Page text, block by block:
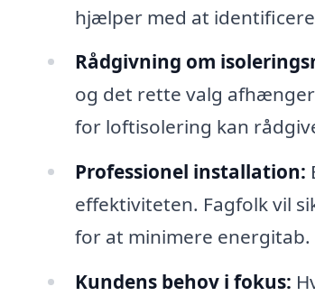
hjælper med at
Rådgivning om
og det rette valg
for loftisolering kan
Professionel installation:
effektiviteten. Fagfolk vil
for at minimere energitab.
Kundens behov i fokus: